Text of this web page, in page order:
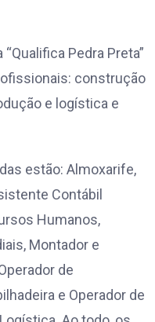
Pedra Preta”
construção
e logística e
estão: Almoxarife,
Contábil
Humanos,
Montador e
de
e Operador de